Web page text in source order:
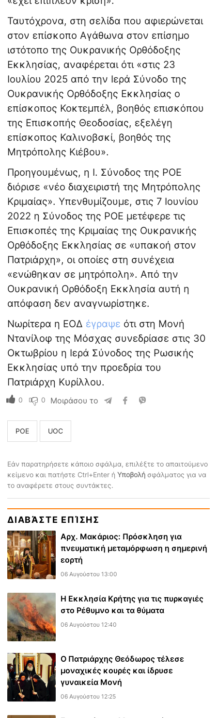
Ταυτόχρονα, στη σελίδα που αφιερώνεται
στον επίσκοπο Αγάθωνα στον επίσημο
ιστότοπο της Ουκρανικής Ορθόδοξης
Εκκλησίας, αναφέρεται ότι «στις 23
Ιουλίου 2025 από την Ιερά Σύνοδο της
Ουκρανικής Ορθόδοξης Εκκλησίας ο
επίσκοπος Κοκτεμπέλ, βοηθός επισκόπου
της Επισκοπής Θεοδοσίας, εξελέγη
επίσκοπος Καλινοβσκί, βοηθός της
Μητρόπολης Κιέβου».
Προηγουμένως, η Ι. Σύνοδος της ΡΟΕ
διόρισε «νέο διαχειριστή της Μητρόπολης
Κριμαίας». Υπενθυμίζουμε, στις 7 Ιουνίου
2022 η Σύνοδος της ΡΟΕ μετέφερε τις
Επισκοπές της Κριμαίας της Ουκρανικής
Ορθόδοξης Εκκλησίας σε «υπακοή στον
Πατριάρχη», οι οποίες στη συνέχεια
«ενώθηκαν σε μητρόπολη». Από την
Ουκρανική Ορθόδοξη Εκκλησία αυτή η
απόφαση δεν αναγνωρίστηκε.
Νωρίτερα η ΕΟΔ έγραψε ότι στη Μονή
Ντανίλοφ της Μόσχας συνεδρίασε στις 30
Οκτωβρίου η Ιερά Σύνοδος της Ρωσικής
Εκκλησίας υπό την προεδρία του
Πατριάρχη Κυρίλλου.
0 0 Μοιράσου το
ΡΟΕ UOC
Εάν παρατηρήσετε κάποιο σφάλμα, επιλέξτε το απαιτούμενο
κείμενο και πατήστε Ctrl+Enter ή Υποβολή σφάλματος για να
το αναφέρετε στους συντάκτες.
ΔΙΑΒΆΣΤΕ ΕΠΊΣΗΣ
Αρχ. Μακάριος: Πρόσκληση για
πνευματική μεταμόρφωση η σημερινή
εορτή
06 Αυγούστου 13:00
Η Εκκλησία Κρήτης για τις πυρκαγιές
στο Ρέθυμνο και τα θύματα
06 Αυγούστου 12:40
Ο Πατριάρχης Θεόδωρος τέλεσε
μοναχικές κουρές και ίδρυσε
γυναικεία Μονή
06 Αυγούστου 12:25